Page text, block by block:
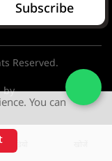
Subscribe
Reserved.
by
You can